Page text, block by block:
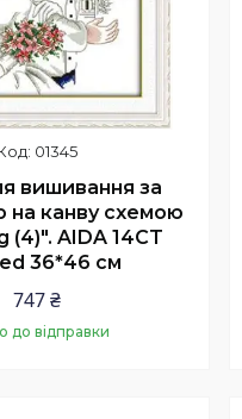
01345
вишивання за
на канву схемою
(4)". AIDA 14CT
36*46 см
747 ₴
до відправки